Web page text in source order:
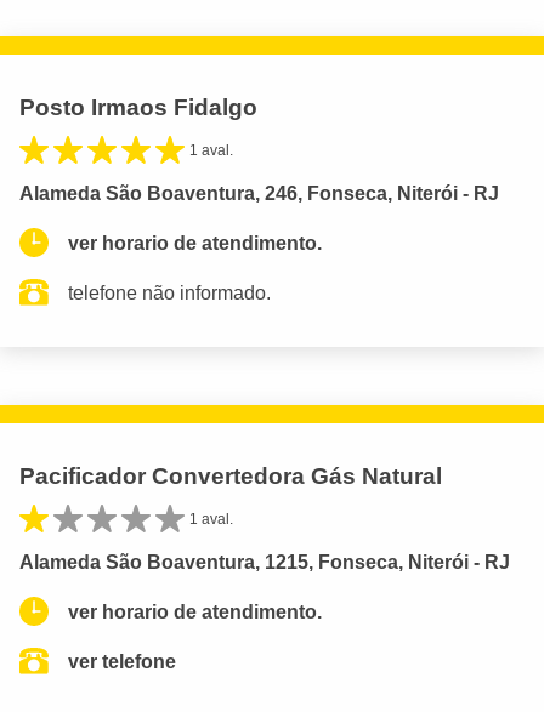
Posto Irmaos Fidalgo
1 aval.
Alameda São Boaventura, 246, Fonseca, Niterói - RJ
ver horario de atendimento.
telefone não informado.
Pacificador Convertedora Gás Natural
1 aval.
Alameda São Boaventura, 1215, Fonseca, Niterói - RJ
ver horario de atendimento.
ver telefone